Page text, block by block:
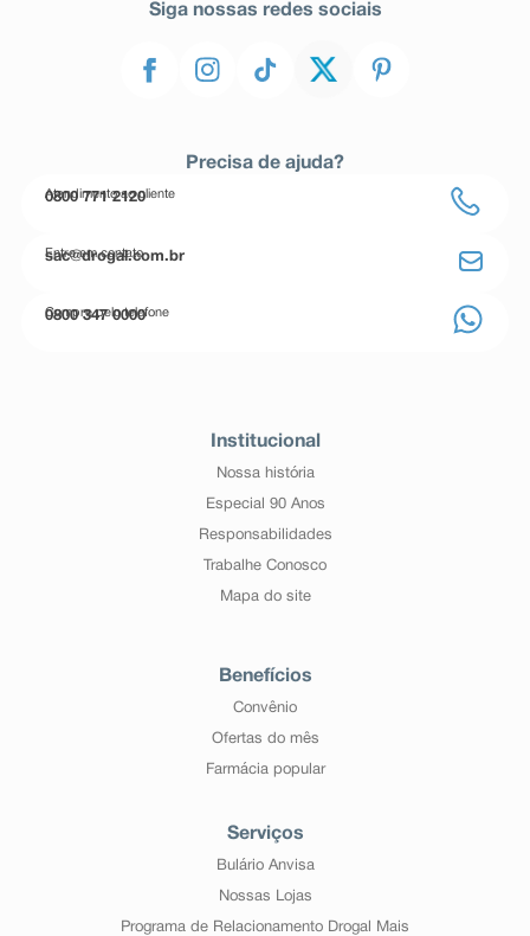
Siga nossas redes sociais
Precisa de ajuda?
Atendimento ao cliente
0800 771 2120
Entre em contato
sac@drogal.com.br
Compre pelo telefone
0800 347 0000
Institucional
Nossa história
Especial 90 Anos
Responsabilidades
Trabalhe Conosco
Mapa do site
Benefícios
Convênio
Ofertas do mês
Farmácia popular
Serviços
Bulário Anvisa
Nossas Lojas
Programa de Relacionamento Drogal Mais